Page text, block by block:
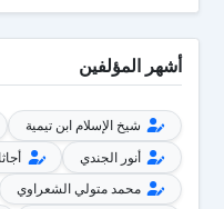
أشهر المؤلفين
شيخ الإسلام ابن تيمية
أنور الجندي
محمد متولي الشعراوي